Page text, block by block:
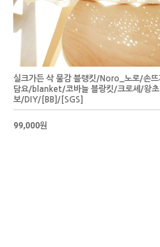
실크가든 삭 물감 블랭킷/Noro_노로/손뜨
담요/blanket/코바늘 블랑킷/크로셰/왕초
보/DIY/[BB]/[SGS]
99,000원